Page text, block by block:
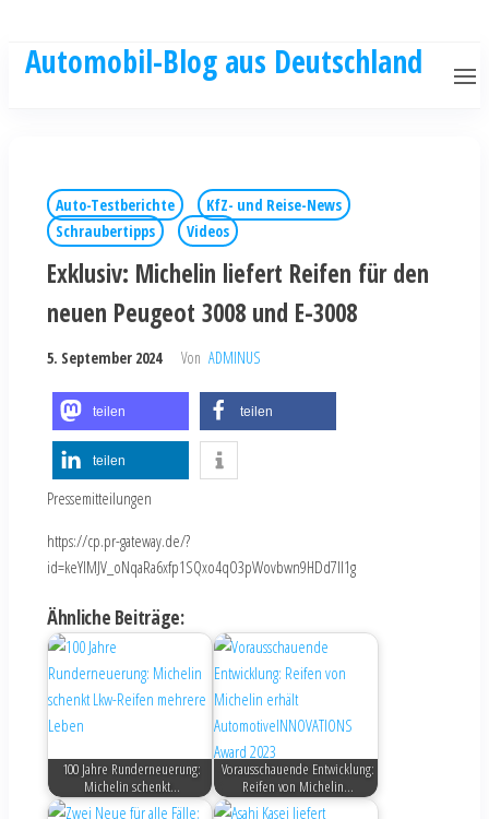
Automobil-Blog aus Deutschland
Auto-Testberichte
KfZ- und Reise-News
Schraubertipps
Videos
Exklusiv: Michelin liefert Reifen für den
neuen Peugeot 3008 und E-3008
5. September 2024 Von ADMINUS
teilen teilen
teilen
Pressemitteilungen
https://cp.pr-gateway.de/?
id=keYlMJV_oNqaRa6xfp1SQxo4qO3pWovbwn9HDd7Il1g
Ähnliche Beiträge:
100 Jahre Runderneuerung:
Michelin schenkt…
Vorausschauende Entwicklung:
Reifen von Michelin…